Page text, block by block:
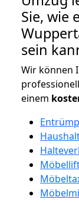
Sie, wie
sein
Wir können
einem